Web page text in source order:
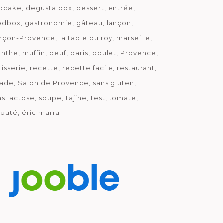
degusta box dessert
entrée
gastronomie gâteau
lançon
Provence
la table du roy
marseille
muffin oeuf paris poulet
Provence
recette recette facile
restaurant
Salon de Provence
sans gluten
lactose
soupe tajine test
tomate
éric marra